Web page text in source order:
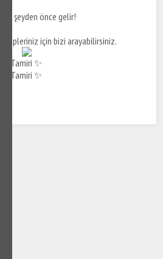
her şeyden önce gelir!
için bizi arayabilirsiniz.